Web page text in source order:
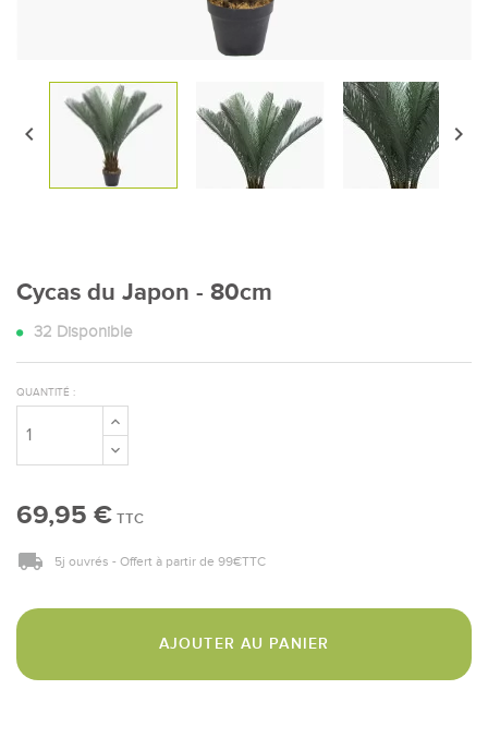
 
Cycas du Japon - 80cm
32 Disponible
69,95 € TTC
5j ouvrés - Offert à partir de 99€TTC
QUANTITÉ :
AJOUTER AU PANIER